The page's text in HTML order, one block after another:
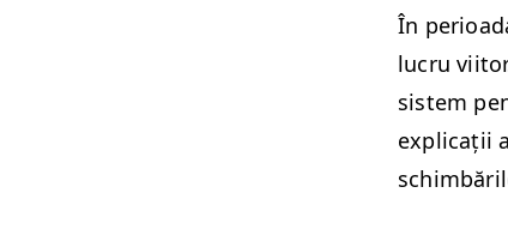
În
lucru
sis­tem
expli­cații